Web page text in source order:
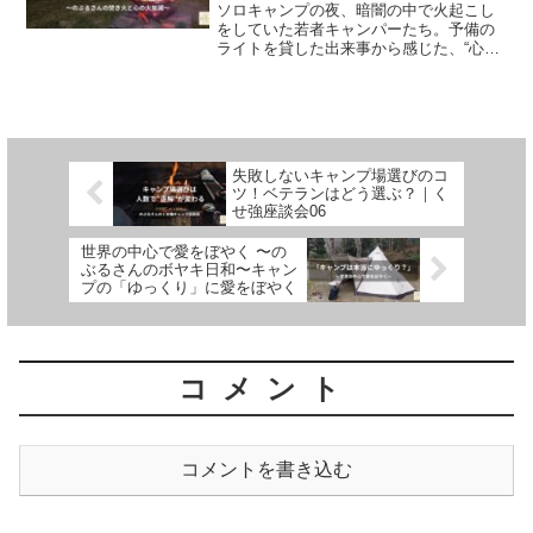
ソロキャンプの夜、暗闇の中で火起こし
をしていた若者キャンパーたち。予備の
ライトを貸した出来事から感じた、“心の
失敗しないキャンプ場選びのコ
ツ！ベテランはどう選ぶ？｜く
せ強座談会06
世界の中心で愛をぼやく 〜の
ぶるさんのボヤキ日和〜キャン
プの「ゆっくり」に愛をぼやく
コメント
コメントを書き込む